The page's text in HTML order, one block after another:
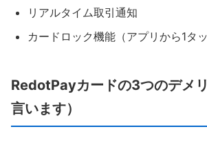
リアルタイム取引通知
カードロック機能（アプリから1タッ
RedotPayカードの3つのデメ
言います）